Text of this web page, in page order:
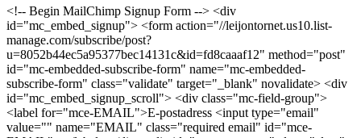
<!-- Begin MailChimp Signup Form --> <div
id="mc_embed_signup"> <form action="//leijontornet.us10.list-
manage.com/subscribe/post?
u=8052b44ec5a95377bec14131c&id=fd8caaaf12" method="post"
id="mc-embedded-subscribe-form" name="mc-embedded-
subscribe-form" class="validate" target="_blank" novalidate> <div
id="mc_embed_signup_scroll"> <div class="mc-field-group">
<label for="mce-EMAIL">E-postadress <input type="email"
value="" name="EMAIL" class="required email" id="mce-